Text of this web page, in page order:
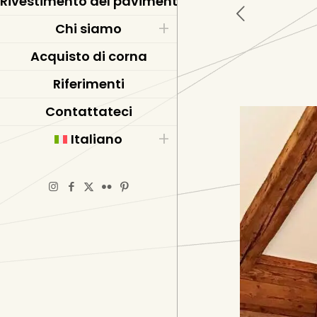
Chi siamo
Acquisto di corna
Riferimenti
Contattateci
Italiano